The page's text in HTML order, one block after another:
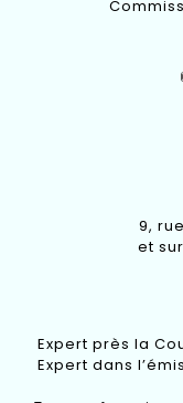
9,
et sur
Expert près la
Expert dans